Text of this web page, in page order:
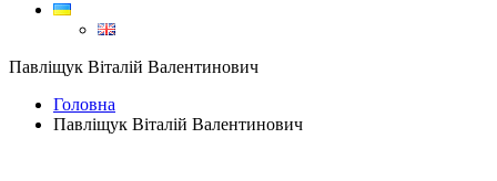
Павліщук Віталій Валентинович
Головна
Павліщук Віталій Валентинович